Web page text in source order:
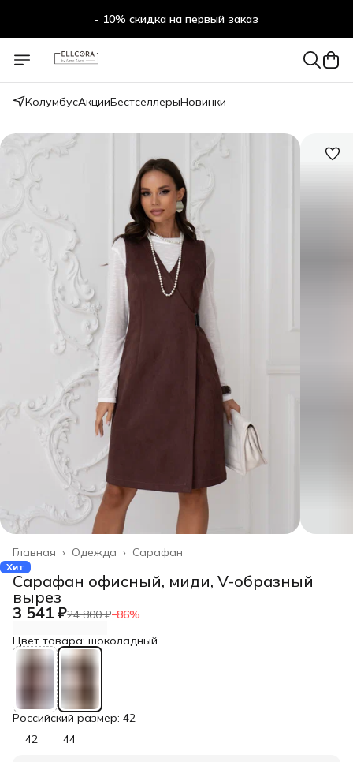
- 10% скидка на первый заказ
- 10% скидка на первый заказ
КолумбусАкцииБестселлерыНовинки
Сарафан
Одежда ›
Главная ›
Хит
Сарафан офисный, миди, V-образный
вырез
3 541 ₽24 800 ₽−86%
Цвет товара: шоколадный
Российский размер: 42
42
44